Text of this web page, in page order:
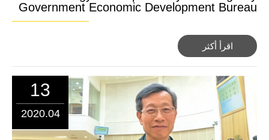
Government Economic Development Bureau
اقرأ أكثر
13
2020.04